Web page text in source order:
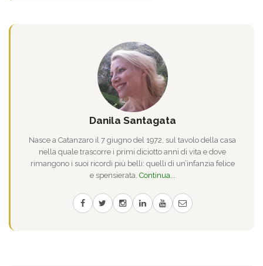
Danila Santagata
Nasce a Catanzaro il 7 giugno del 1972, sul tavolo della casa
nella quale trascorre i primi diciotto anni di vita e dove
rimangono i suoi ricordi più belli: quelli di un’infanzia felice
e spensierata. Continua...